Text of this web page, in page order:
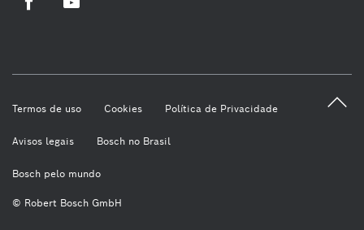
© Robert Bosch GmbH
Termos de uso Cookies Política de Privacidade
Avisos legais Bosch no Brasil
Bosch pelo mundo